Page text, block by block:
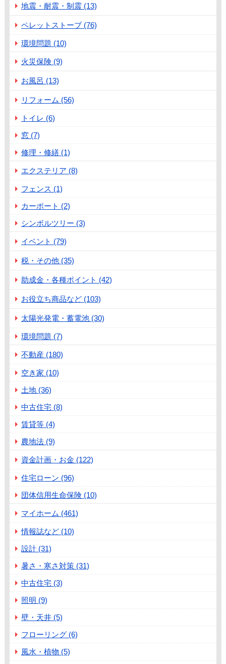
地震・耐震・制震 (13)
ペレットストーブ (76)
環境問題 (10)
火災保険 (9)
お風呂 (13)
リフォーム (56)
トイレ (6)
窓 (7)
修理・修繕 (1)
エクステリア (8)
フェンス (1)
カーポート (2)
シンボルツリー (3)
イベント (79)
税・その他 (35)
助成金・各種ポイント (42)
お役立ち商品など (103)
太陽光発電・蓄電池 (30)
環境問題 (7)
不動産 (180)
空き家 (10)
土地 (36)
中古住宅 (8)
賃貸等 (4)
農地法 (9)
資金計画・お金 (122)
住宅ローン (96)
団体信用生命保険 (10)
マイホーム (461)
情報誌など (10)
設計 (31)
暑さ・寒さ対策 (31)
中古住宅 (3)
照明 (9)
壁・天井 (5)
フローリング (6)
風水・植物 (5)